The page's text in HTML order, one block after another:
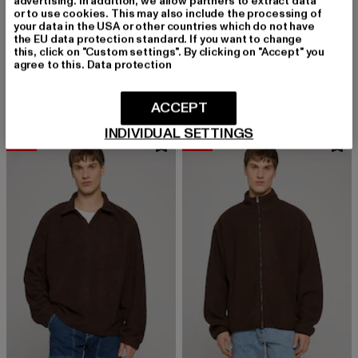
DEF
DEF LEADER Hoodies
DEF
DEF GOAL Übergangsjacken
-25%
or to use cookies. This may also include the processing of
your data in the USA or other countries which do not have
the EU data protection standard. If you want to change
this, click on "Custom settings". By clicking on "Accept" you
agree to this. Data protection
INDIVIDUAL SETTINGS
ACCEPT